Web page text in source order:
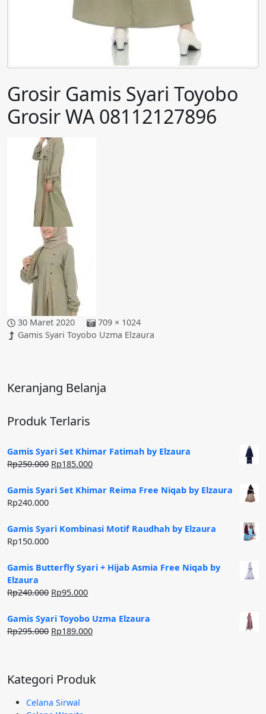
Grosir Gamis Syari Toyobo
Grosir WA 08112127896
30 Maret 2020
709 × 1024
Gamis Syari Toyobo Uzma Elzaura
Keranjang Belanja
Produk Terlaris
Gamis Syari Set Khimar Fatimah by Elzaura
Rp250.000 Harga
adalah:
Rp185.000Harga
ini
Gamis Syari Set Khimar Reima Free Niqab by Elzaura
Rp240.000
Gamis Syari Kombinasi Motif Raudhah by Elzaura
Rp150.000
Gamis Butterfly Syari + Hijab Asmia Free Niqab by
Elzaura
Rp240.000 Harga
adalah:
Rp240.000.
Rp95.000Harga
ini
adalah:
Gamis Syari Toyobo Uzma Elzaura
Rp295.000 Harga
Rp189.000Harga
Rp189.000.
Kategori Produk
Celana Sirwal